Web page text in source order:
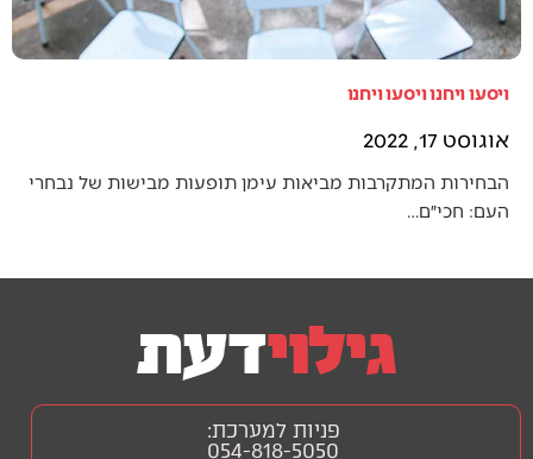
ויסעו ויחנו ויסעו ויחנו
אוגוסט 17, 2022
הבחירות המתקרבות מביאות עימן תופעות מבישות של נבחרי
העם: חכי״ם…
פניות למערכת:
054-818-5050